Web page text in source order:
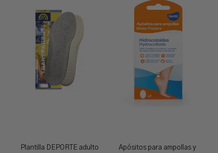
Plantilla DEPORTE adulto
Apósitos para ampollas y